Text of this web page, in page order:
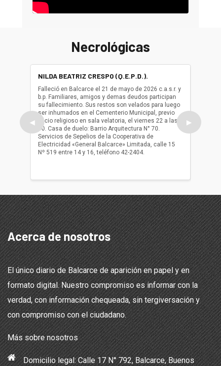
Necrológicas
◀
NILDA BEATRIZ CRESPO (Q.E.P.D.).
Falleció en Balcarce el 21 de mayo de 2026 c.a.s.r. y
b.p. Familiares, amigos y demas deudos participan
su fallecimiento. Sus restos son velados para luego
ser inhumados en el Cementerio Municipal, previo
oficio religioso en sala velatoria, el viernes 22 a las
10. Casa de duelo: Barrio Arquitectura N° 70.
Servicios de Sepelios de la Cooperativa de
Electricidad «General Balcarce» Limitada, calle 15
Nº 519 entre 14 y 16, teléfono 42-2404.
ser
oficio
▶
Acerca de nosotros
El único diario de Balcarce de aparición en papel y en
formato digital. Nuestro compromiso es informar con la
verdad, con información chequeada, sin tergiversación y
con compromiso con el ciudadano.
Más sobre nosotros
Domicilio legal: Calle 17 N° 792, Balcarce, Buenos